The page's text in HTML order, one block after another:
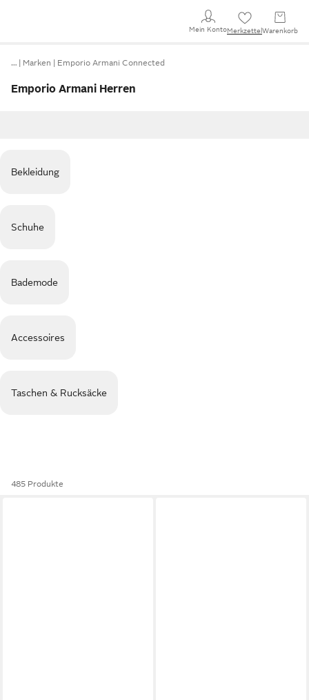
Mein KontoMerkzettel Warenkorb
… Marken Emporio Armani Connected
Emporio Armani Herren
Bekleidung
Schuhe
Bademode
Accessoires
Taschen & Rucksäcke
485 Produkte